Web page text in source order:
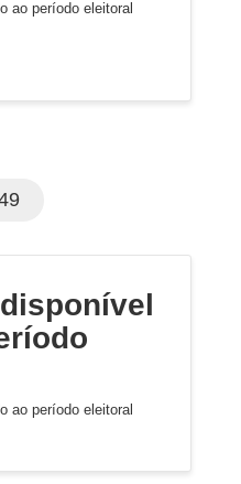
ao período eleitoral
ao período eleitoral